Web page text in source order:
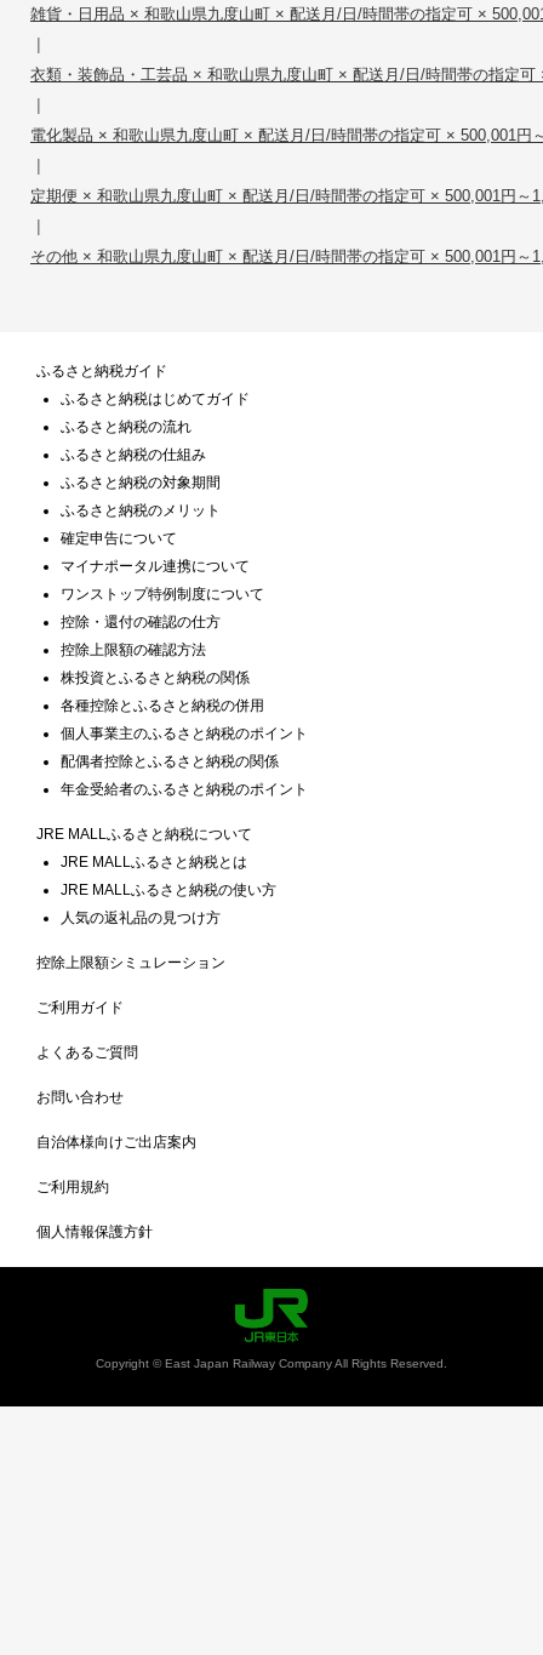
雑貨・日用品 × 和歌山県九度山町 × 配送月/日/時間帯の指定可 ×
|
衣類・装飾品・工芸品 × 和歌山県九度山町 × 配送月/日/時間帯の指定可
|
電化製品 × 和歌山県九度山町 × 配送月/日/時間帯の指定可 × 500,001円
|
定期便 × 和歌山県九度山町 × 配送月/日/時間帯の指定可 × 500,001円～
|
その他 × 和歌山県九度山町 × 配送月/日/時間帯の指定可 × 500,001円～
ふるさと納税ガイド
ふるさと納税はじめてガイド
ふるさと納税の流れ
ふるさと納税の仕組み
ふるさと納税の対象期間
ふるさと納税のメリット
確定申告について
マイナポータル連携について
ワンストップ特例制度について
控除・還付の確認の仕方
控除上限額の確認方法
株投資とふるさと納税の関係
各種控除とふるさと納税の併用
個人事業主のふるさと納税のポイント
配偶者控除とふるさと納税の関係
年金受給者のふるさと納税のポイント
JRE MALLふるさと納税について
JRE MALLふるさと納税とは
JRE MALLふるさと納税の使い方
人気の返礼品の見つけ方
控除上限額シミュレーション
ご利用ガイド
よくあるご質問
お問い合わせ
自治体様向けご出店案内
ご利用規約
個人情報保護方針
Copyright © East Japan Railway Company All Rights Reserved.